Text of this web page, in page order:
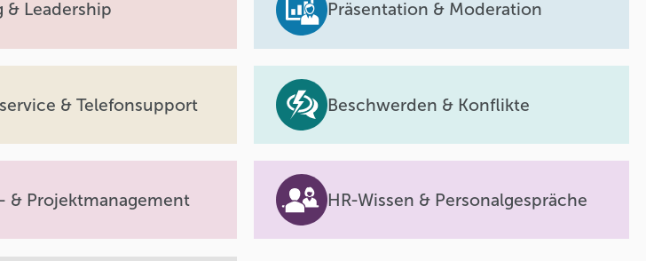
& Leadership Präsentation & Moderation
& Telefonsupport Beschwerden & Konflikte
& Projektmanagement HR-Wissen & Personalgespräche